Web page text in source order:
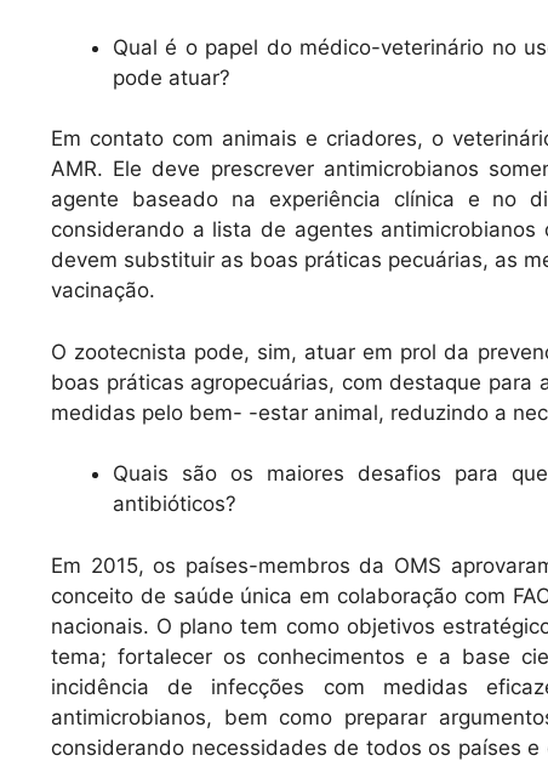
Qual é o papel do médico-veterinário no
pode atuar?
Em contato com animais e criadores, o
AMR. Ele deve prescrever antimicrobianos
agente baseado na experiência clínica e no
considerando a lista de agentes
devem substituir as boas práticas pecuárias, as
vacinação.
O zootecnista pode, sim, atuar em prol da
boas práticas agropecuárias, com destaque
medidas pelo bem- -estar animal, reduzindo a
Quais são os maiores desafios para
antibióticos?
Em 2015, os países-membros da OMS
conceito de saúde única em colaboração com
nacionais. O plano tem como objetivos
tema; fortalecer os conhecimentos e a base
incidência de infecções com medidas
antimicrobianos, bem como preparar
considerando necessidades de todos os países